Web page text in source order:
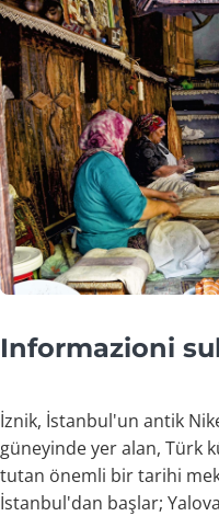
Informazioni
İznik, İstanbul'un antik
güneyinde yer alan, Türk
tutan önemli bir tarihi
İstanbul'dan başlar;